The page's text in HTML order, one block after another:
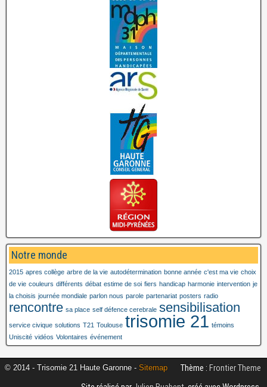
Notre monde
2015 apres collège arbre de la vie autodétermination bonne année c'est ma vie choix
de vie couleurs différents débat estime de soi fiers handicap harmonie intervention je
la choisis journée mondiale parlon nous parole partenariat posters radio
rencontre sa place self défence cerebrale sensibilisation
service civique solutions T21 Toulouse trisomie 21 témoins
Uniscité vidéos Volontaires événement
© 2014 - Trisomie 21 Haute Garonne - Sitemap Thème : Frontier Theme